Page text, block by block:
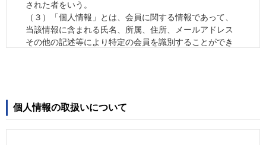
された者をいう。
（３）「個人情報」とは、会員に関する情報であって、
当該情報に含まれる氏名、所属、住所、メールアドレス
その他の記述等により特定の会員を識別することができ
個人情報の取扱いについて